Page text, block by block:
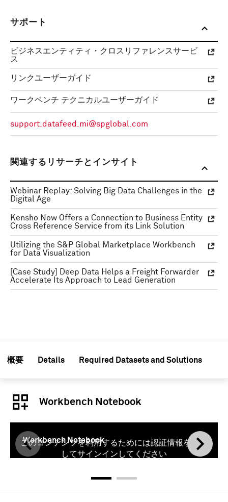
サポート
ビジネスエンティティ・クロスリファレンスサービ
ス
リンクユーザーガイド
ワークベンチ テクニカルユーザーガイド
support.datafeed.mi@spglobal.com
関連するリサーチとインサイト
Webinar Replay: Solving Big Data Challenges in the
Digital Age
Kensho Now Offers a Connection to Business Entity
Cross Reference Service from its Link Solution
Utilizing the S&P Global Marketplace Workbench
for Data Visualization
[Case Study] Deep Data Helps a Freight Forwarder
Accelerate Its Approach to Lead Generation
概要 Details Required Datasets and Solutions
Workbench Notebook
Workbench Notebook
このコンテンツを利用するためには認証情報を使用
してサインインしてください
サインイン